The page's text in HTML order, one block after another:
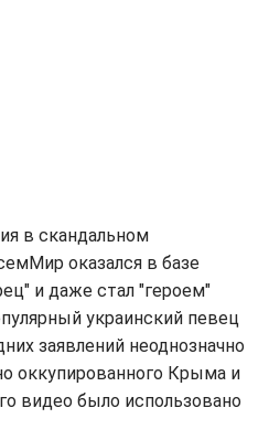
в скандальном
оказался в базе
и даже стал "героем"
украинский певец
заявлений неоднозначно
оккупированного Крыма и
видео было использовано